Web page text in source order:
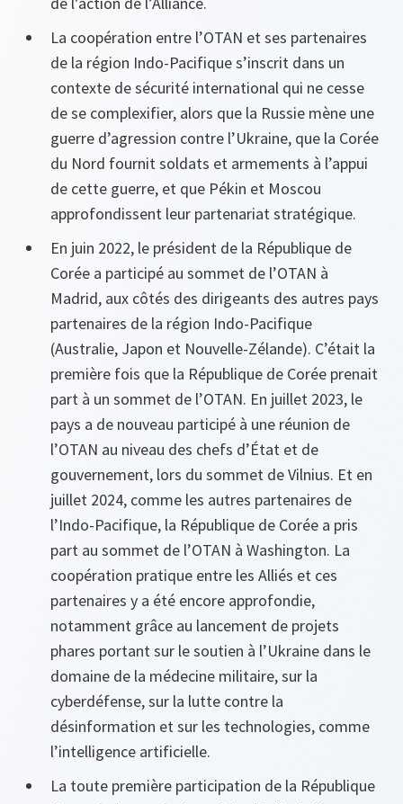
La coopération entre l’OTAN et ses partenaires
de la région Indo-Pacifique s’inscrit dans un
contexte de sécurité international qui ne cesse
de se complexifier, alors que la Russie mène une
guerre d’agression contre l’Ukraine, que la Corée
du Nord fournit soldats et armements à l’appui
de cette guerre, et que Pékin et Moscou
approfondissent leur partenariat stratégique.
En juin 2022, le président de la République de
Corée a participé au sommet de l’OTAN à
Madrid, aux côtés des dirigeants des autres pays
partenaires de la région Indo-Pacifique
(Australie, Japon et Nouvelle-Zélande). C’était la
première fois que la République de Corée prenait
part à un sommet de l’OTAN. En juillet 2023, le
pays a de nouveau participé à une réunion de
l’OTAN au niveau des chefs d’État et de
gouvernement, lors du sommet de Vilnius. Et en
juillet 2024, comme les autres partenaires de
l’Indo-Pacifique, la République de Corée a pris
part au sommet de l’OTAN à Washington. La
coopération pratique entre les Alliés et ces
partenaires y a été encore approfondie,
notamment grâce au lancement de projets
phares portant sur le soutien à l’Ukraine dans le
domaine de la médecine militaire, sur la
cyberdéfense, sur la lutte contre la
désinformation et sur les technologies, comme
l’intelligence artificielle.
La toute première participation de la République